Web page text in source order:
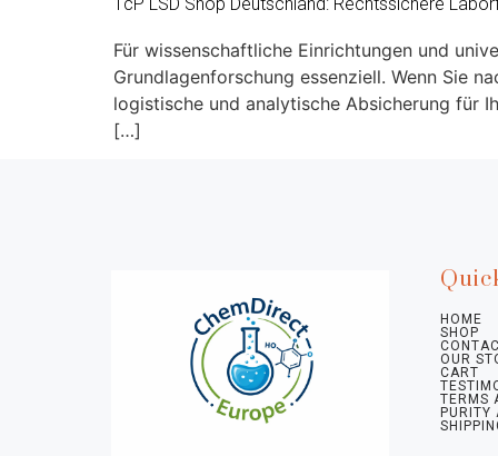
Für wissenschaftliche Einrichtungen und
Grundlagenforschung essenziell. Wenn Sie
logistische und analytische Absicherung für
[…]
HOME
SHOP
OUR
CART
TERMS
PURITY